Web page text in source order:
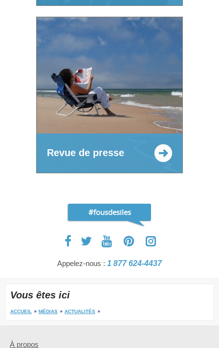
Revue de presse
#fousdesiles
Appelez-nous : 1 877 624-4437
Vous êtes ici
ACCUEIL MÉDIAS ACTUALITÉS
À propos